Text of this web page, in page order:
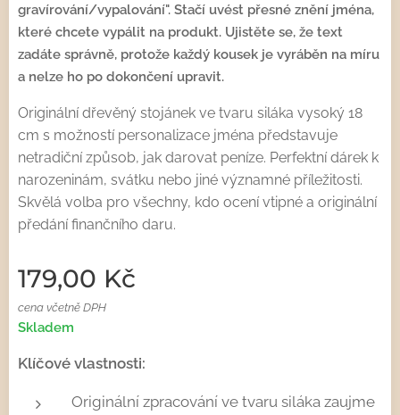
gravírování/vypalování". Stačí uvést přesné znění jména,
které chcete vypálit na produkt. Ujistěte se, že text
zadáte správně, protože každý kousek je vyráběn na míru
a nelze ho po dokončení upravit.
Originální dřevěný stojánek ve tvaru siláka vysoký 18
cm s možností personalizace jména představuje
netradiční způsob, jak darovat peníze. Perfektní dárek k
narozeninám, svátku nebo jiné významné příležitosti.
Skvělá volba pro všechny, kdo ocení vtipné a originální
předání finančního daru.
179,00 Kč
cena včetně DPH
Skladem
Klíčové vlastnosti:
Originální zpracování ve tvaru siláka zaujme